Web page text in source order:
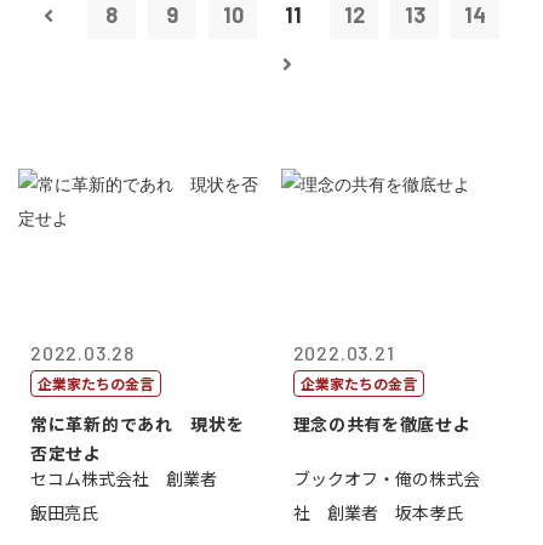
8 9 10 11 12 13 14
2022.03.28
企業家たちの金言
常に革新的であれ 現状を
否定せよ
セコム株式会社 創業者
飯田亮氏
2022.03.21
企業家たちの金言
理念の共有を徹底せよ
ブックオフ・俺の株式会
社 創業者 坂本孝氏